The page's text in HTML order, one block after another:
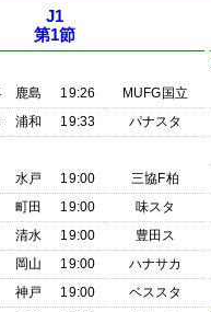
J1
第1節
鹿島 19:26
MUFG国立
浦和 19:33
パナスタ
水戸 19:00
三協F柏
町田 19:00
味スタ
清水 19:00
豊田ス
岡山 19:00
ハナサカ
神戸 19:00
ベススタ